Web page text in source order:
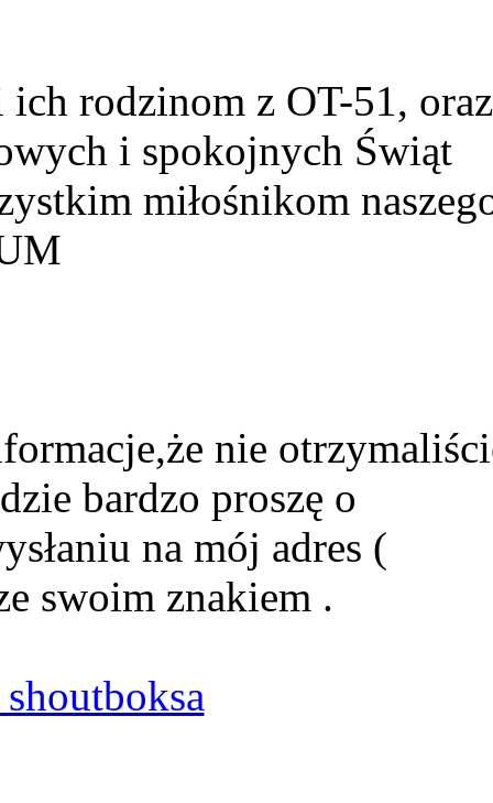
rodzinom z OT-51, oraz
i spokojnych Świąt
miłośnikom
nie
bardzo proszę o
na mój adres (
swoim znakiem .